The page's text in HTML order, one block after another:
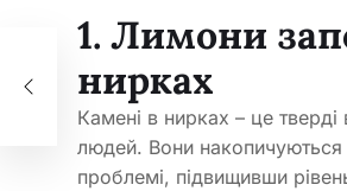
1. Лимони
нирках
Камені в нирках – це
людей. Вони накопичуються
проблемі, підвищивши